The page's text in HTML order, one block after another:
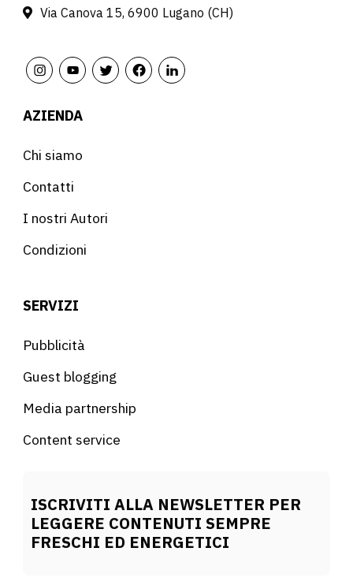
Via Canova 15, 6900 Lugano (CH)
AZIENDA
Chi siamo
Contatti
I nostri Autori
Condizioni
SERVIZI
Pubblicità
Guest blogging
Media partnership
Content service
ISCRIVITI ALLA NEWSLETTER PER
LEGGERE CONTENUTI SEMPRE
FRESCHI ED ENERGETICI